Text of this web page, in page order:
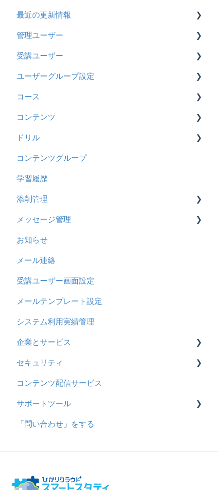
契約
トライアル
カスタマイズ
インターネット・セキュリティ
料金
管理ユーザー・受講ユーザー
履歴
コンテンツ
CSV
ドキュメント
ビデオ
ドリル
メール
メッセージ
お知らせ
多言語変換
助成金
最近の更新情報
2026年8月アップデート
2026年2月アップデート
2025年10月アップデート
2025年9月アップデート
2025年3月アップデート
2024年12月アップデート
2024年8月アップデート
2024年5月アップデート
2023年12月アップデート
2023年11月アップデート
2023年8月アップデート
2023年4月アップデート
管理ユーザー
管理ユーザーの統合について
管理ユーザーについて
ロールと権限
受講ユーザー
基本操作
【新レイアウト】受講ユーザー登録について
【旧レイアウト】ユーザー編集について
ユーザーグループ設定
【新レイアウト】ユーザーグループ設定
【旧レイアウト】ユーザーグループ設定
コース
基本操作
新レイアウト
旧レイアウト
コース詳細設定の参考
ストレスチェック
CSVについて
コンテンツ
ビデオ
ドキュメント
多言語表示
リンク
ドリル
概要
問題について
ドリルについて
【問題・ドリル】の参考
ドリルスキンについて
問題属性
コンテンツグループ
学習履歴
添削管理
概要
基本操作
採点権限のみを持ったユーザ
採点・承認権限を持ったユーザ
メッセージ管理
基本操作
リンクメッセージスレッド
お知らせ
メール連絡
受講ユーザー画面設定
メールテンプレート設定
システム利用実績管理
企業とサービス
用語の定義
企業について
統合ユーザーについて
サービスについて
セキュリティ
シングルサインオン設定
証明書認証
MFA(多要素認証)
コンテンツ配信サービス
サポートツール
基本操作
問題登録用ファイルに戻す
「問い合わせ」をする